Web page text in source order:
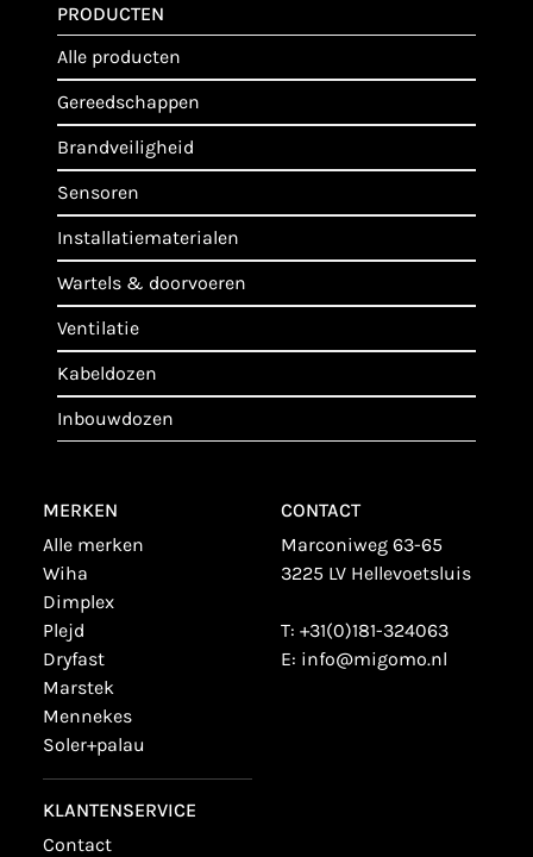
PRODUCTEN
alle producten
gereedschappen
brandveiligheid
sensoren
installatiematerialen
wartels & doorvoeren
ventilatie
kabeldozen
inbouwdozen
MERKEN
alle merken
wiha
dimplex
plejd
dryfast
marstek
mennekes
soler+palau
KLANTENSERVICE
contact
CONTACT
Marconiweg 63-65
3225 LV Hellevoetsluis
T: +31(0)181-324063
E: info@migomo.nl